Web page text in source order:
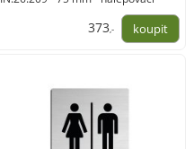
373,-